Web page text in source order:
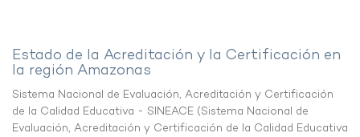
Estado de la Acreditación y la Certificación en
la región Amazonas
Sistema Nacional de Evaluación, Acreditación y Certificación
de la Calidad Educativa - SINEACE (Sistema Nacional de
Evaluación, Acreditación y Certificación de la Calidad Educativa